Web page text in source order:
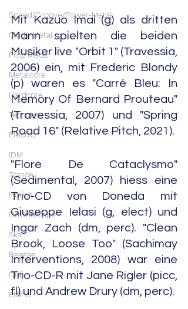
Speed/Groove/Power-Metal
Slude Metal
Prog Metal
Metalcore
Hardcore
Techno
Electro
IDM
Trance
House
Downtempo
Ska
Reggae
Dub
Ethno
Mit Kazuo Imai (g) als dritten
Mann spielten die beiden
Musiker live "Orbit 1" (Travessia,
2006) ein, mit Frederic Blondy
(p) waren es "Carré Bleu: In
Memory Of Bernard Prouteau"
(Travessia, 2007) und "Spring
Road 16" (Relative Pitch, 2021).
"Flore De Cataclysmo"
(Sedimental, 2007) hiess eine
Trio-CD von Doneda mit
Giuseppe Ielasi (g, elect) und
Ingar Zach (dm, perc). "Clean
Brook, Loose Too" (Sachimay
Interventions, 2008) war eine
Trio-CD-R mit Jane Rigler (picc,
fl) und Andrew Drury (dm, perc).